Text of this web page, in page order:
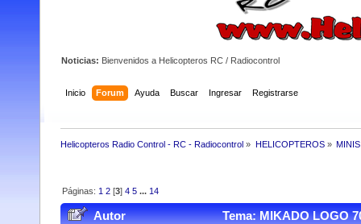
Noticias: Bienvenidos a Helicopteros RC / Radiocontrol
Inicio Forum Ayuda Buscar Ingresar Registrarse
Helicopteros Radio Control - RC - Radiocontrol » HELICOPTEROS»
Páginas: 1 2 [3]4 5 ... 14
Autor Tema: MIKADO LOGO